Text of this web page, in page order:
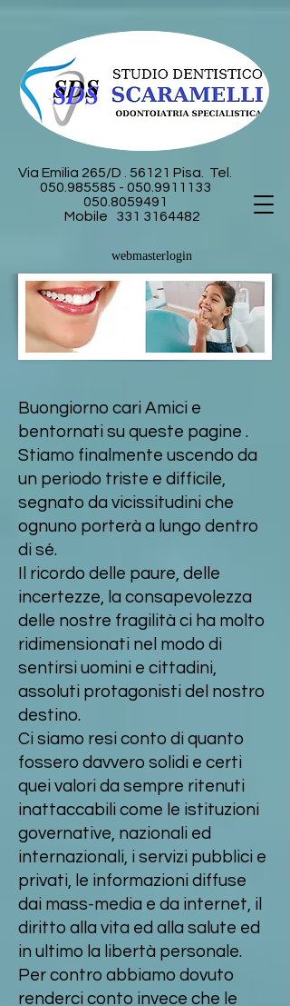
Via Emilia 265/D . 56121 Pisa.
Tel.
050.985585 - 050 .9911133
050.8059491
Mobile 331 3164482
webmasterlogin
Buongiorno cari Amici e
bentornati su queste pagine .
Stiamo finalmente uscendo da
un periodo triste e difficile,
segnato da vicissitudini che
ognuno porterà a lungo dentro
di sé.
Il ricordo delle paure, delle
incertezze, la consapevolezza
delle nostre fragilità ci ha molto
ridimensionati nel modo di
sentirsi uomini e cittadini,
assoluti protagonisti del nostro
destino.
Ci siamo resi conto di quanto
fossero davvero solidi e certi
quei valori da sempre ritenuti
inattaccabili come le istituzioni
governative, nazionali ed
internazionali, i servizi pubblici e
privati, le informazioni diffuse
dai mass-media e da internet, il
diritto alla vita ed alla salute ed
in ultimo la libertà personale.
Per contro abbiamo dovuto
renderci conto invece che le